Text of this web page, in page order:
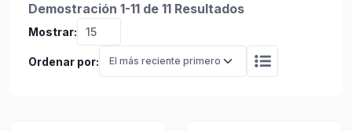
Demostración 1-11 de 11 Resultados
Mostrar:
Ordenar por: